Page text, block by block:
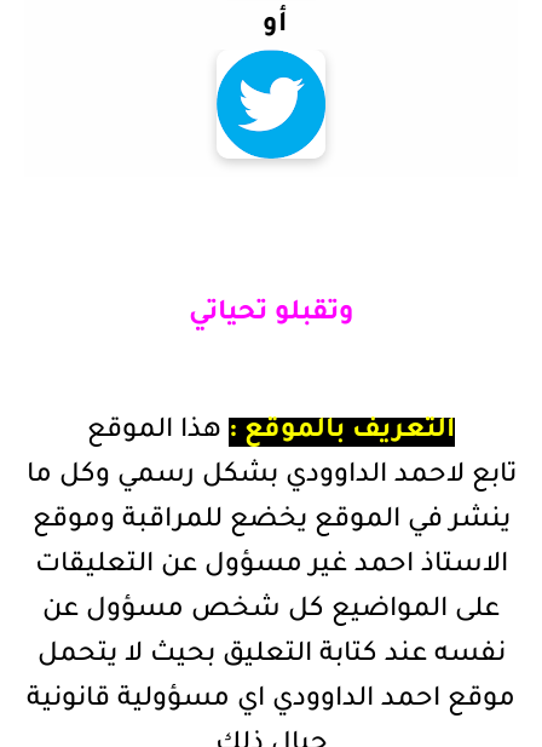
أو
وتقبلو تحياتي
التعريف بالموقع : هذا الموقع
تابع لاحمد الداوودي بشكل رسمي وكل ما
ينشر في الموقع يخضع للمراقبة وموقع
الاستاذ احمد غير مسؤول عن التعليقات
على المواضيع كل شخص مسؤول عن
نفسه عند كتابة التعليق بحيث لا يتحمل
موقع احمد الداوودي اي مسؤولية قانونية